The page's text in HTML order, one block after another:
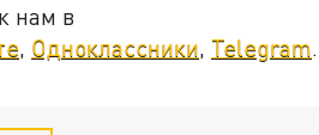
нам в
Одноклассники Telegram